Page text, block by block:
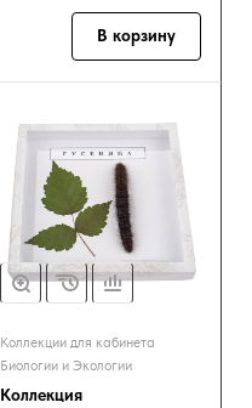
В корзину
Коллекции для кабинета
Биологии и Экологии
Коллекция